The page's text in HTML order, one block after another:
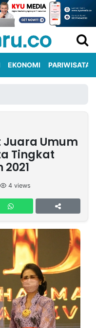
EKONOMI PARIWISATA
Juara Umum
Tingkat
4 views